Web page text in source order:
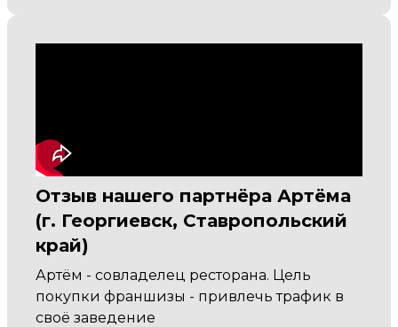
Отзыв нашего партнёра Артёма
(г. Георгиевск, Ставропольский
край)
Артём - совладелец ресторана. Цель
покупки франшизы - привлечь трафик в
своё заведение